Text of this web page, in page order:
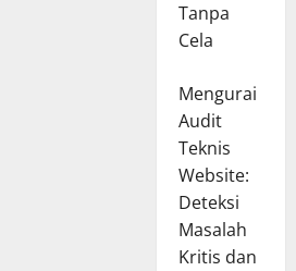
Tanpa
Cela
Mengurai
Audit
Teknis
Website:
Deteksi
Masalah
Kritis dan